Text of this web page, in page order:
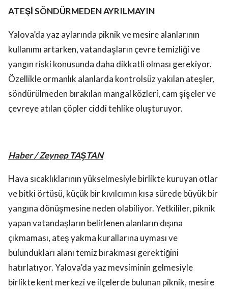
ATEŞİ SÖNDÜRMEDEN AYRILMAYIN
Yalova’da yaz aylarında piknik ve mesire alanlarının
kullanımı artarken, vatandaşların çevre temizliği ve
yangın riski konusunda daha dikkatli olması gerekiyor.
Özellikle ormanlık alanlarda kontrolsüz yakılan ateşler,
söndürülmeden bırakılan mangal közleri, cam şişeler ve
çevreye atılan çöpler ciddi tehlike oluşturuyor.
Haber / Zeynep TAŞTAN
Hava sıcaklıklarının yükselmesiyle birlikte kuruyan otlar
ve bitki örtüsü, küçük bir kıvılcımın kısa sürede büyük bir
yangına dönüşmesine neden olabiliyor. Yetkililer, piknik
yapan vatandaşların belirlenen alanların dışına
çıkmaması, ateş yakma kurallarına uyması ve
bulundukları alanı temiz bırakması gerektiğini
hatırlatıyor. Yalova’da yaz mevsiminin gelmesiyle
birlikte kent merkezi ve ilçelerde bulunan piknik, mesire